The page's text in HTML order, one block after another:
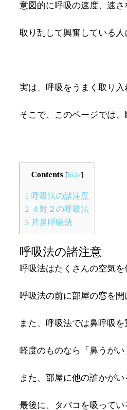
意図的に呼吸の速度、速
取り乱して興奮している
実は、呼吸をうまく取り
そこで、このページでは
Contents [hide]
1 呼吸法の諸注意
2 ４対２の呼吸法
3 片鼻呼吸法
呼吸法の諸注意
呼吸法はたくさんの空気
呼吸法の前に部屋の窓を開
また、呼吸法では鼻呼吸
軽度のものなら「鼻うがい
また、部屋に他の誰かが
最後に、タバコを吸って